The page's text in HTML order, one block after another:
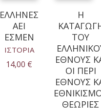
ΕΛΛΗΝΕΣ
ΑΕΙ
ΕΣΜΕΝ
ΙΣΤΟΡΙΑ
14,00 €
Η
ΤΟΥ
ΕΘΝΟΥΣ
ΟΙ ΠΕΡΙ
ΕΘΝΟΥΣ
ΘΕΩΡΙΕΣ